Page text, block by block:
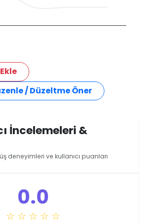
/ Düzeltme Öner
İncelemeleri &
deneyimleri ve kullanıcı puanları
0.0
☆ ☆ ☆ ☆ ☆